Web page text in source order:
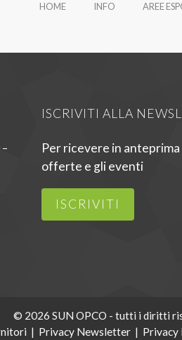
HOME INFO AREE
ISCRIVITI ALLA
Per ricevere in
offerte e gli eventi
ISCRIVITI
© 2026 SUN OPCO - tutti i diritti
| Privacy Newsletter | Privacy